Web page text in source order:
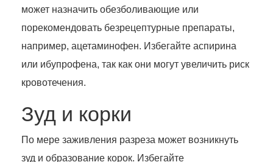
может назначить обезболивающие или
порекомендовать безрецептурные препараты,
например, ацетаминофен. Избегайте аспирина
или ибупрофена, так как они могут увеличить риск
кровотечения.
Зуд и корки
По мере заживления разреза может возникнуть
зуд и образование корок. Избегайте